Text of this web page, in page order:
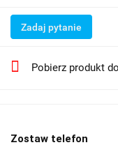
Zadaj pytanie
Pobierz produkt
Zostaw telefon